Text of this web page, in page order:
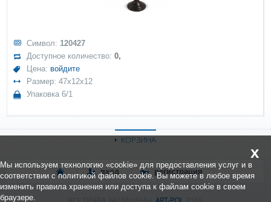
Символ: 120427
Доступное количество:0,
Цена: войдите
Размер: 47x12x12
Упаковка 6/1
КОРЗИНА
вход регистрация
x
Мы используем технологию «cookie» для предоставления услуг и в
соответствии с политикой файлов cookie. Вы можете в любое время
изменить правила хранения или доступа к файлам cookie в своем
браузере.